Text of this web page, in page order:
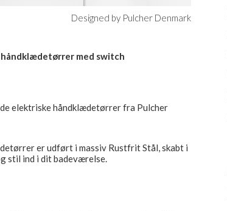
Designed by Pulcher Denmark
med switch
elektriske håndklædetørrer fra Pulcher
er udført i massiv Rustfrit Stål, skabt i
stil ind i dit badeværelse.